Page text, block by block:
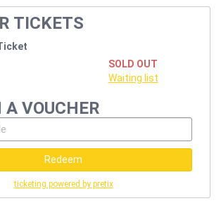
TICKETS
SOLD OUT
Waiting list
A VOUCHER
Redeem
ticketing powered by pretix